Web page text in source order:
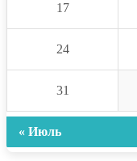
17
24
31
« Июль